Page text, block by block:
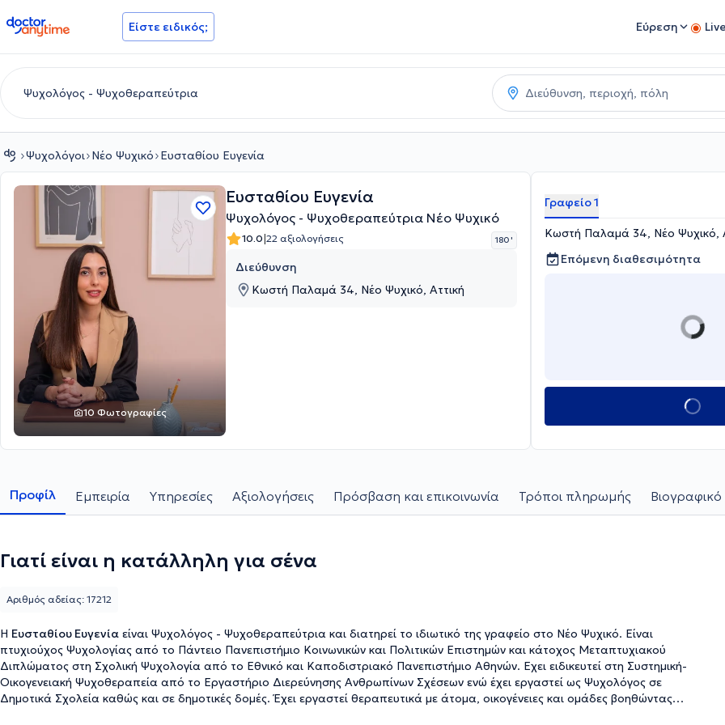
doctoranytime Είστε ειδικός; Εύρεση
Ψυχολόγοι Νέο Ψυχικό Ευσταθίου Ευγενία
10 Φωτογραφίες
Ευσταθίου Ευγενία
Ψυχολόγος - Ψυχοθεραπεύτρια Νέο Ψυχικό
10.0|22 αξιολογήσεις 180 '
Διεύθυνση
Κωστή Παλαμά 34, Νέο Ψυχικό, Αττική
Γραφείο 1
Κωστή Παλαμά 34, Νέο Ψυχικό,
Επόμενη διαθεσιμότητα
Προφίλ Εμπειρία Υπηρεσίες Αξιολογήσεις Πρόσβαση και επικοινωνία Τρόποι πληρωμής
Γιατί είναι η κατάλληλη για σένα
Η Ευσταθίου Ευγενία είναι Ψυχολόγος - Ψυχοθεραπεύτρια και διατηρεί το ιδιωτικό της γραφείο στο Νέο Ψυχικό. Είναι
πτυχιούχος Ψυχολογίας από το Πάντειο Πανεπιστήμιο Κοινωνικών και Πολιτικών Επιστημών και κάτοχος Μεταπτυχιακού
Διπλώματος στη Σχολική Ψυχολογία από το Εθνικό και Καποδιστριακό Πανεπιστήμιο Αθηνών. Εχει ειδικευτεί στη Συστημική-
Οικογενειακή Ψυχοθεραπεία από το Εργαστήριο Διερεύνησης Ανθρωπίνων Σχέσεων ενώ έχει εργαστεί ως Ψυχολόγος σε
Δημοτικά Σχολεία καθώς και σε δημοτικές δομές. Έχει εργαστεί θεραπευτικά με άτομα, οικογένειες και ομάδες βοηθώντας
Αριθμός αδείας: 17212